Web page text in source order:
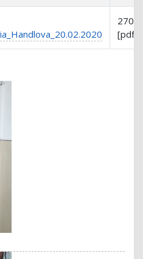
270
[pdf]